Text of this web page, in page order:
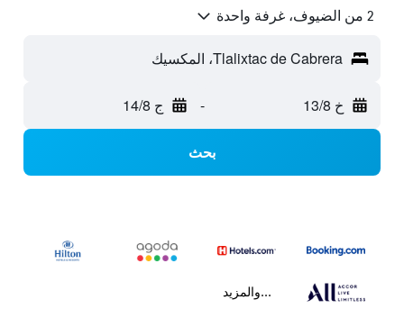
2 من الضيوف، غرفة واحدة
Tlalixtac de Cabrera، المكسيك
خ 13/8 - ج 14/8
بحث
...والمزيد